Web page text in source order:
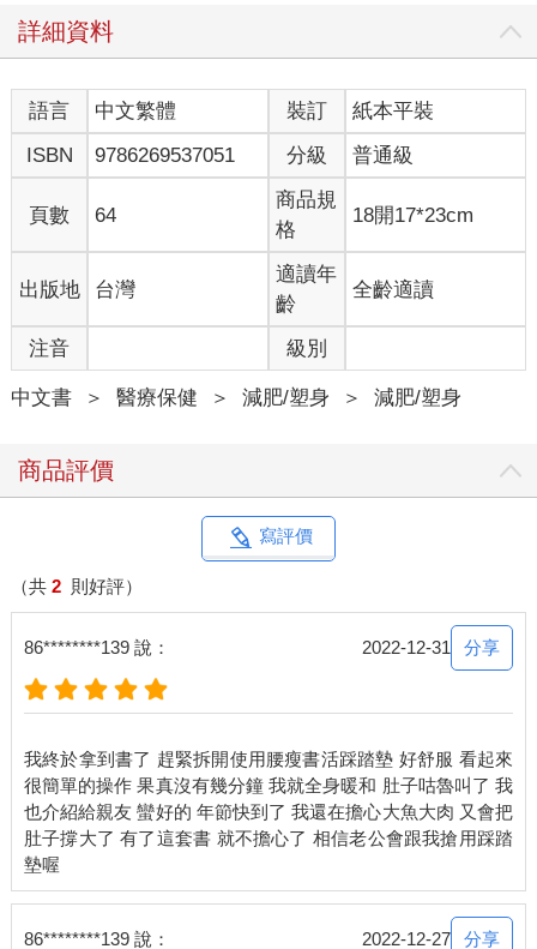
詳細資料
語言 中文繁體 裝訂
紙本平裝
ISBN
9786269537051 分級 普通級
頁數 64
商品規
格
18開17*23cm
出版地 台灣
適讀年
齡
全齡適讀
注音 級別
中文書 ＞ 醫療保健 ＞ 減肥/塑身 ＞ 減肥/塑身
商品評價
寫評價
（共 2 則好評）
86********139 說： 2022-12-31 分享
我終於拿到書了 趕緊拆開使用腰瘦書活踩踏墊 好舒服 看起來
很簡單的操作 果真沒有幾分鐘 我就全身暖和 肚子咕魯叫了 我
也介紹給親友 蠻好的 年節快到了 我還在擔心大魚大肉 又會把
肚子撐大了 有了這套書 就不擔心了 相信老公會跟我搶用踩踏
86********139 說： 2022-12-27 分享